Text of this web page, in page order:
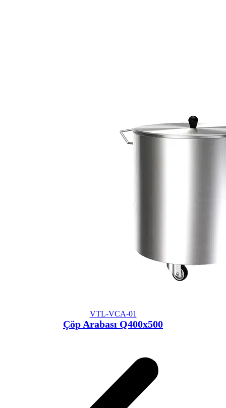
VTL-VCA-01
Çöp Arabası Q400x500